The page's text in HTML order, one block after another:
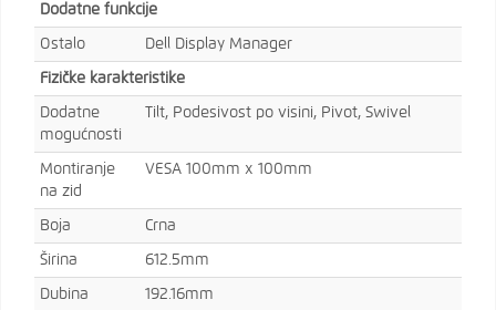
Dodatne funkcije
Ostalo Dell Display Manager
Fizičke karakteristike
Dodatne
mogućnosti
Tilt, Podesivost po visini, Pivot, Swivel
Montiranje
na zid
VESA 100mm x 100mm
Boja Crna
Širina 612.5mm
Dubina 192.16mm